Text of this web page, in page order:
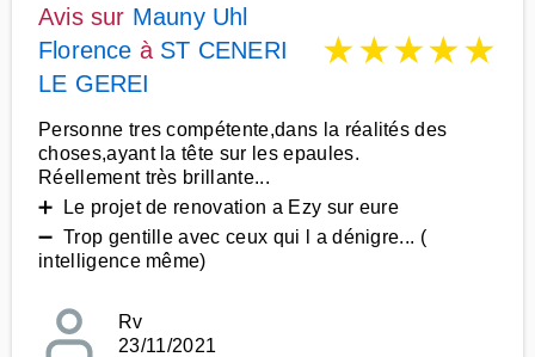
Avis sur Mauny Uhl
Florence à ST CENERI
LE GEREI
★★★★★
Personne tres compétente,dans la réalités des
choses,ayant la tête sur les epaules.
Réellement très brillante...
➕ Le projet de renovation a Ezy sur eure
➖ Trop gentille avec ceux qui l a dénigre... (
intelligence même)
Rv
23/11/2021